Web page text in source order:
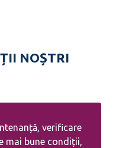
NOȘTRI
verificare
mai bune condiții,